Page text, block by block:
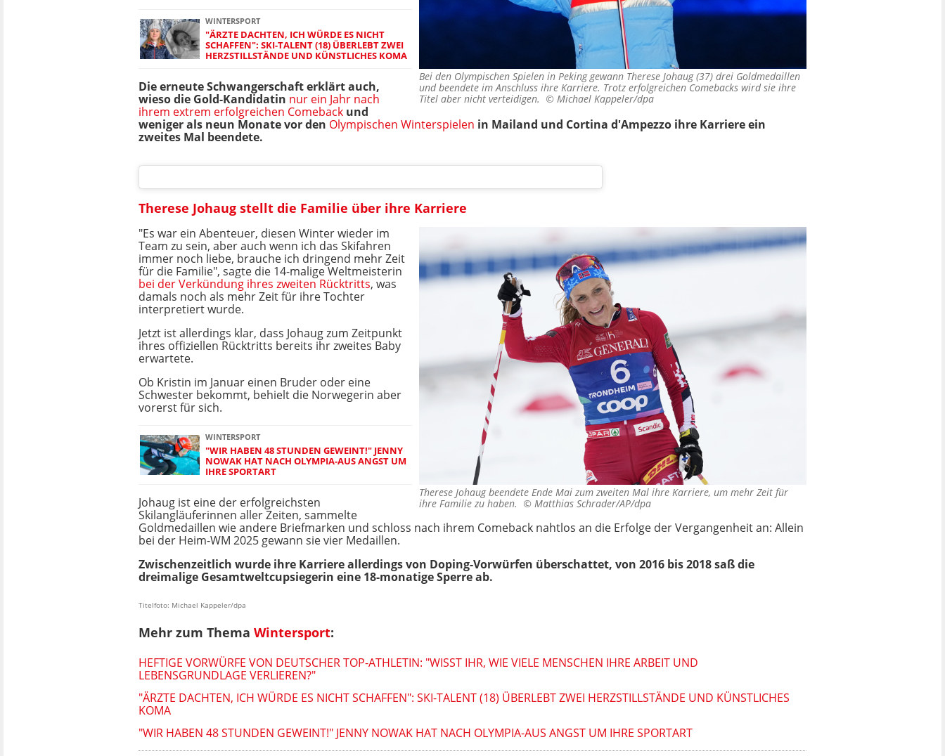
Bei den Olympischen Spielen in Peking gewann Therese Johaug (37) drei Goldmedaillen
und beendete im Anschluss ihre Karriere. Trotz erfolgreichen Comebacks wird sie ihre
Titel aber nicht verteidigen. © Michael Kappeler/dpa
WINTERSPORT
"ÄRZTE DACHTEN, ICH WÜRDE ES NICHT
SCHAFFEN": SKI-TALENT (18) ÜBERLEBT ZWEI
HERZSTILLSTÄNDE UND KÜNSTLICHES KOMA
Die erneute Schwangerschaft erklärt auch,
wieso die Gold-Kandidatin nur ein Jahr nach
ihrem extrem erfolgreichen Comeback und
weniger als neun Monate vor den Olympischen Winterspielen in Mailand und Cortina d'Ampezzo ihre Karriere ein
zweites Mal beendete.
Therese Johaug stellt die Familie über ihre Karriere
Therese Johaug beendete Ende Mai zum zweiten Mal ihre Karriere, um mehr Zeit für
ihre Familie zu haben. © Matthias Schrader/AP/dpa
"Es war ein Abenteuer, diesen Winter wieder im
Team zu sein, aber auch wenn ich das Skifahren
immer noch liebe, brauche ich dringend mehr Zeit
für die Familie", sagte die 14-malige Weltmeisterin
bei der Verkündung ihres zweiten Rücktritts, was
damals noch als mehr Zeit für ihre Tochter
interpretiert wurde.
Jetzt ist allerdings klar, dass Johaug zum Zeitpunkt
ihres offiziellen Rücktritts bereits ihr zweites Baby
erwartete.
Ob Kristin im Januar einen Bruder oder eine
Schwester bekommt, behielt die Norwegerin aber
vorerst für sich.
WINTERSPORT
"WIR HABEN 48 STUNDEN GEWEINT!" JENNY
NOWAK HAT NACH OLYMPIA-AUS ANGST UM
IHRE SPORTART
Johaug ist eine der erfolgreichsten
Skilangläuferinnen aller Zeiten, sammelte
Goldmedaillen wie andere Briefmarken und schloss nach ihrem Comeback nahtlos an die Erfolge der Vergangenheit an: Allein
bei der Heim-WM 2025 gewann sie vier Medaillen.
Zwischenzeitlich wurde ihre Karriere allerdings von Doping-Vorwürfen überschattet, von 2016 bis 2018 saß die
dreimalige Gesamtweltcupsiegerin eine 18-monatige Sperre ab.
Titelfoto: Michael Kappeler/dpa
Mehr zum Thema Wintersport:
HEFTIGE VORWÜRFE VON DEUTSCHER TOP-ATHLETIN: "WISST IHR, WIE VIELE MENSCHEN IHRE ARBEIT UND
LEBENSGRUNDLAGE VERLIEREN?"
"ÄRZTE DACHTEN, ICH WÜRDE ES NICHT SCHAFFEN": SKI-TALENT (18) ÜBERLEBT ZWEI HERZSTILLSTÄNDE UND KÜNSTLICHES
KOMA
"WIR HABEN 48 STUNDEN GEWEINT!" JENNY NOWAK HAT NACH OLYMPIA-AUS ANGST UM IHRE SPORTART